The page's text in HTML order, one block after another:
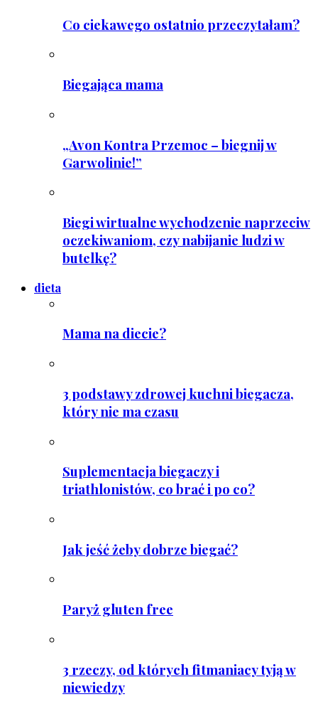
Co ciekawego ostatnio przeczytałam?
Biegająca mama
„Avon Kontra Przemoc – biegnij w
Garwolinie!”
Biegi wirtualne wychodzenie naprzeciw
oczekiwaniom, czy nabijanie ludzi w
butelkę?
dieta
Mama na diecie?
3 podstawy zdrowej kuchni biegacza,
który nie ma czasu
Suplementacja biegaczy i
triathlonistów, co brać i po co?
Jak jeść żeby dobrze biegać?
Paryż gluten free
3 rzeczy, od których fitmaniacy tyją w
niewiedzy